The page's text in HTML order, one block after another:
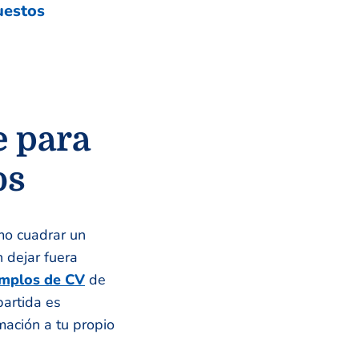
para
cuadrar un
dejar fuera
de CV de
es
a tu propio